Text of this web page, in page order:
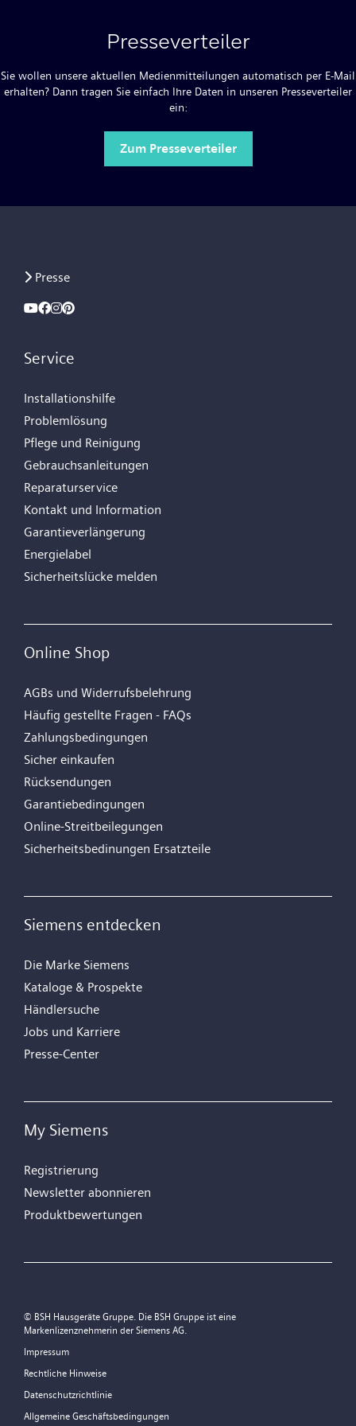
Presseverteiler
Sie wollen unsere aktuellen Medienmitteilungen automatisch per E-Mail
erhalten? Dann tragen Sie einfach Ihre Daten in unseren Presseverteiler
ein:
Zum Presseverteiler
Presse
Service
Installationshilfe
Problemlösung
Pflege und Reinigung
Gebrauchsanleitungen
Reparaturservice
Kontakt und Information
Garantieverlängerung
Energielabel
Sicherheitslücke melden
Online Shop
AGBs und Widerrufsbelehrung
Häufig gestellte Fragen - FAQs
Zahlungsbedingungen
Sicher einkaufen
Rücksendungen
Garantiebedingungen
Online-Streitbeilegungen
Sicherheitsbedinungen Ersatzteile
Siemens entdecken
Die Marke Siemens
Kataloge & Prospekte
Händlersuche
Jobs und Karriere
Presse-Center
My Siemens
Registrierung
Newsletter abonnieren
Produktbewertungen
© BSH Hausgeräte Gruppe. Die BSH Gruppe ist eine
Markenlizenznehmerin der Siemens AG.
Impressum
Rechtliche Hinweise
Datenschutzrichtlinie
Allgemeine Geschäftsbedingungen